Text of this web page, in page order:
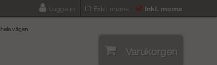
Exkl. moms Inkl. moms
Logga in
vägen
Varukorgen